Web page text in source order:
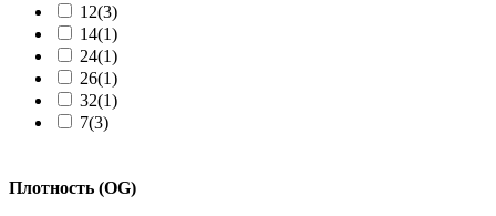
12(3)
14(1)
24(1)
26(1)
32(1)
7(3)
Плотность (OG)